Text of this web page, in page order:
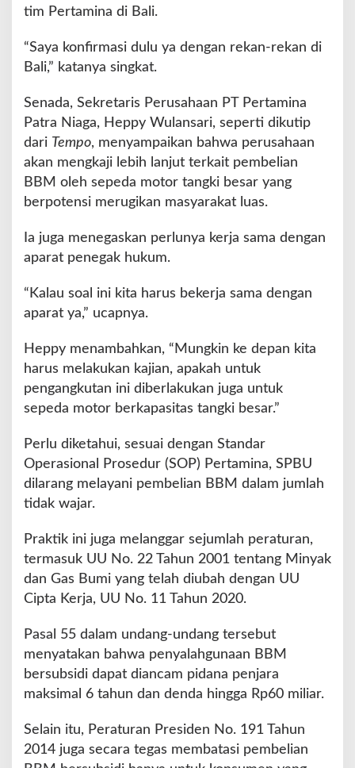
S
B
P
l
i
a
n
tim Pertamina di Bali.
“Saya konfirmasi dulu ya dengan rekan-rekan di
Bali,” katanya singkat.
Senada, Sekretaris Perusahaan PT Pertamina
Patra Niaga, Heppy Wulansari, seperti dikutip
dari Tempo, menyampaikan bahwa perusahaan
akan mengkaji lebih lanjut terkait pembelian
BBM oleh sepeda motor tangki besar yang
berpotensi merugikan masyarakat luas.
Ia juga menegaskan perlunya kerja sama dengan
aparat penegak hukum.
“Kalau soal ini kita harus bekerja sama dengan
aparat ya,” ucapnya.
Heppy menambahkan, “Mungkin ke depan kita
harus melakukan kajian, apakah untuk
pengangkutan ini diberlakukan juga untuk
sepeda motor berkapasitas tangki besar.”
Perlu diketahui, sesuai dengan Standar
Operasional Prosedur (SOP) Pertamina, SPBU
dilarang melayani pembelian BBM dalam jumlah
tidak wajar.
Praktik ini juga melanggar sejumlah peraturan,
termasuk UU No. 22 Tahun 2001 tentang Minyak
dan Gas Bumi yang telah diubah dengan UU
Cipta Kerja, UU No. 11 Tahun 2020.
Pasal 55 dalam undang-undang tersebut
menyatakan bahwa penyalahgunaan BBM
bersubsidi dapat diancam pidana penjara
maksimal 6 tahun dan denda hingga Rp60 miliar.
Selain itu, Peraturan Presiden No. 191 Tahun
2014 juga secara tegas membatasi pembelian